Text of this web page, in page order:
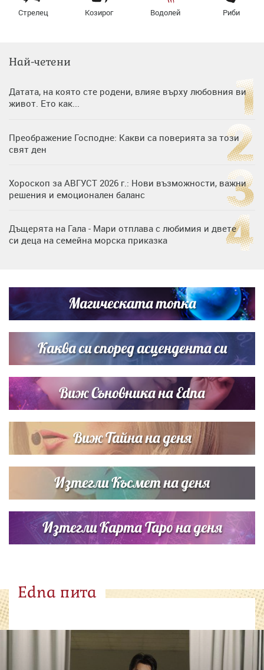
Стрелец Козирог Водолей Риби
Най-четени
Датата, на която сте родени, влияе върху любовния ви
живот. Ето как...
Преображение Господне: Какви са поверията за този
свят ден
Хороскоп за АВГУСТ 2026 г.: Нови възможности, важни
решения и емоционален баланс
Дъщерята на Гала - Мари отплава с любимия и двете
си деца на семейна морска приказка
Димов издадоха своето любимо място
Дъщерята на Тодор Батков вдигна сватба, Стоичков и
Братя Аргирови я изненадаха с песен
Магическата топка
Каква си според асцендента си
Виж Съновника на Edna
Виж Тайна на деня
Изтегли Късмет на деня
Изтегли Карта Таро на деня
Edna пита